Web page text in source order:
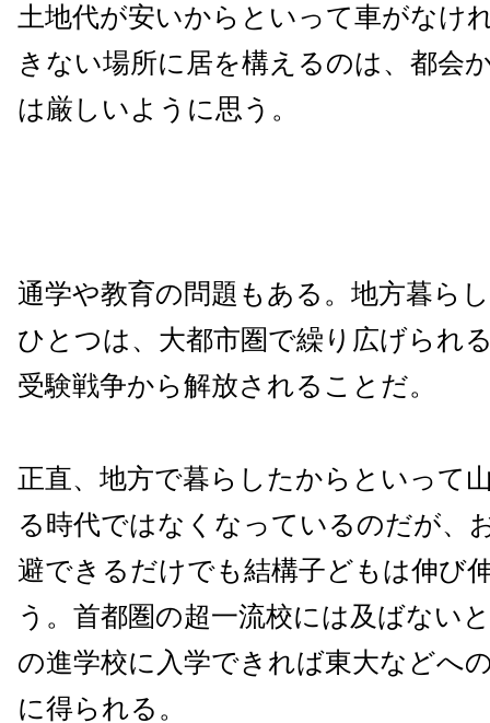
土地代が安いからといって車がなけ
きない場所に居を構えるのは、都会
は厳しいように思う。
通学や教育の問題もある。地方暮ら
ひとつは、大都市圏で繰り広げられ
受験戦争から解放されることだ。
正直、地方で暮らしたからといって
る時代ではなくなっているのだが、
避できるだけでも結構子どもは伸び
う。首都圏の超一流校には及ばない
の進学校に入学できれば東大などへ
に得られる。